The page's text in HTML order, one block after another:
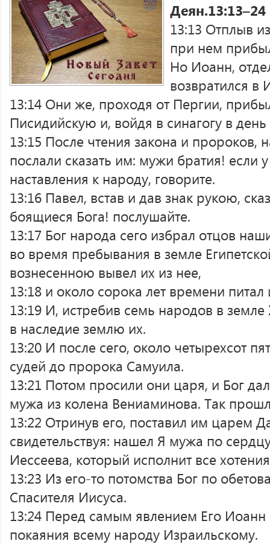
Деян.13:13–24
13:13 Отплыв
при нем
Но Иоанн,
возвратился в
13:14 Они же, проходя от Пергии,
Писидийскую и, войдя в синагогу в
13:15 После чтения закона и пророков,
послали сказать им: мужи братия! если
наставления к народу, говорите.
13:16 Павел, встав и дав знак рукою,
боящиеся Бога! послушайте.
13:17 Бог народа сего избрал отцов
во время пребывания в земле
вознесенною вывел их из нее,
13:18 и около сорока лет времени питал
13:19 И, истребив семь народов в
в наследие землю их.
13:20 И после сего, около четырехсот
судей до пророка Самуила.
13:21 Потом просили они царя, и Бог
мужа из колена Вениаминова. Так
13:22 Отринув его, поставил им царем
свидетельствуя: нашел Я мужа по
Иессеева, который исполнит все
13:23 Из его-то потомства Бог по
Спасителя Иисуса.
13:24 Перед самым явлением Его
покаяния всему народу Израильскому.